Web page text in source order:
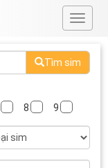
#
Tìm sim
8 9